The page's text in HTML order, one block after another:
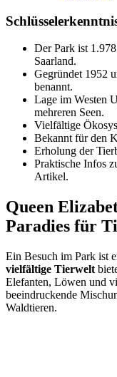
Der Park ist
Saarland.
Gegründet 1952
benannt.
Lage im Westen
mehreren Seen.
Vielfältige
Bekannt für den
Erholung der
Praktische Infos
Artikel.
Queen
Paradies für
Ein Besuch im Park ist
vielfältige Tierwelt
Elefanten, Löwen und
beeindruckende
Waldtieren.